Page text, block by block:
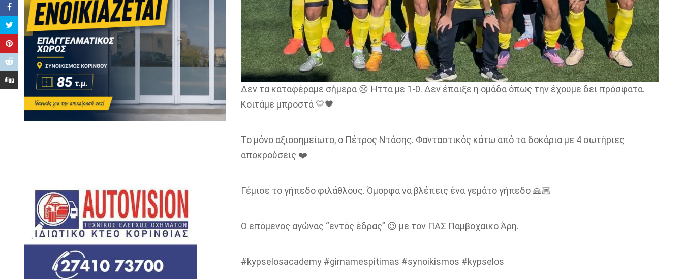
Δεν τα καταφέραμε σήμερα 😢 Ήττα με 1-0. Δεν έπαιξε η ομάδα όπως την έχουμε δει πρόσφατα.
Κοιτάμε μπροστά 💛🖤
Το μόνο αξιοσημείωτο, ο Πέτρος Ντάσης. Φανταστικός κάτω από τα δοκάρια με 4 σωτήριες
αποκρούσεις ❤️
Γέμισε το γήπεδο φιλάθλους. Όμορφα να βλέπεις ένα γεμάτο γήπεδο 🙏🏼
Ο επόμενος αγώνας “εντός έδρας” 😉 με τον ΠΑΣ Παμβοχαικο Άρη.
#kypselosacademy #girnamespitimas #synoikismos #kypselos